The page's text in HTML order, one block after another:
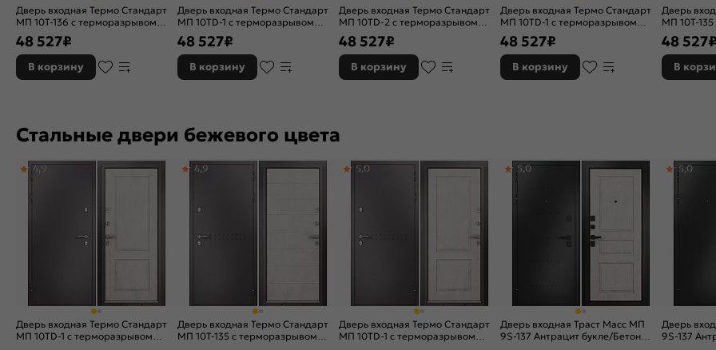
Дверь входная Термо Стандарт
МП 10T-136 с терморазрывом
Шоколад букле/Бетон серый, 2
замка, с ночной задвижкой
48 527₽
В корзину
Дверь входная Термо Стандарт
МП 10TD-1 с терморазрывом
Шоколад букле/Шоколад ларче,
2 замка, с ночной задвижкой
48 527₽
В корзину
Дверь входная Термо Стандарт
МП 10TD-2 с терморазрывом
Шоколад букле/Дуб коньяк, 2
замка, с ночной задвижкой
48 527₽
В корзину
Дверь входная Термо Стандарт
МП 10TD-1 с терморазрывом
Шоколад букле/Карамель, 2
замка, с ночной задвижкой
48 527₽
В корзину
Дверь
МП 10T-
Шоколад
серебро, 2
задвижкой
48 527₽
В
Стальные двери бежевого цвета
Дверь входная Термо Стандарт
МП 10TD-1 с терморазрывом
4,9
Дверь входная Термо Стандарт
МП 10T-135 с терморазрывом
4,9
Дверь входная Термо Стандарт
МП 10TD-1 с терморазрывом
5,0
Дверь входная Траст Масс МП
9S-137 Антрацит букле/Бетон
5,0
Дверь
9S-137
5,0